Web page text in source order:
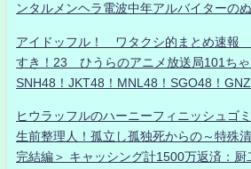
ンタルメンヘラ電波中年アルバイターの
アイドッフル！ ワタクシ的まとめ速報
すき！23 ひうらのアニメ放送局101ち
SNH48！JKT48！MNL48！SGO48！
ヒウラッフルのハーニーフィニッシュゴ
生前整理人！孤立し孤独死からの～特殊
完結編＞ キャッシング計1500万返済：厨